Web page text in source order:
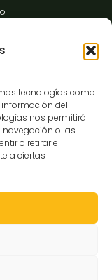
tecnologías como
del
nos permitirá
o las
o retirar el
a ciertas